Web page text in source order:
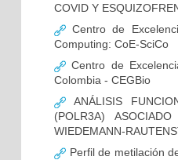
COVID Y
Centro de
Computing: CoE-SciCo
Centro de
Colombia - CEGBio
ANÁLISIS
(POLR3A)
WIEDEMANN-
Perfil de metilación